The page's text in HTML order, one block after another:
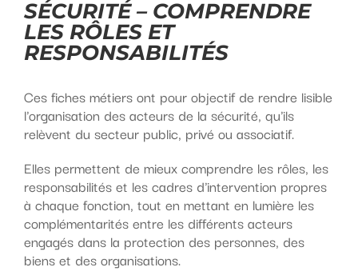
SÉCURITÉ – COMPRENDRE
LES RÔLES ET
RESPONSABILITÉS
Ces fiches métiers ont pour objectif de rendre lisible
l'organisation des acteurs de la sécurité, qu'ils
relèvent du secteur public, privé ou associatif.
Elles permettent de mieux comprendre les rôles, les
responsabilités et les cadres d'intervention propres
à chaque fonction, tout en mettant en lumière les
complémentarités entre les différents acteurs
engagés dans la protection des personnes, des
biens et des organisations.